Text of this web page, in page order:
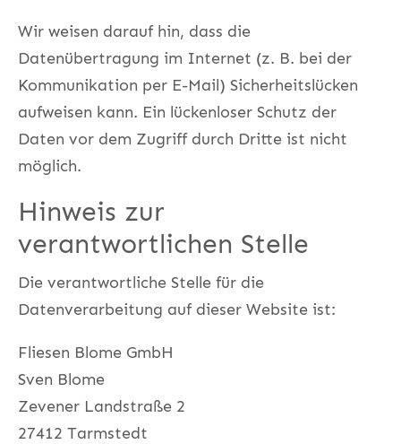
Wir weisen darauf hin, dass die
Datenübertragung im Internet (z. B. bei der
Kommunikation per E-Mail) Sicherheitslücken
aufweisen kann. Ein lückenloser Schutz der
Daten vor dem Zugriff durch Dritte ist nicht
möglich.
Hinweis zur
verantwortlichen Stelle
Die verantwortliche Stelle für die
Datenverarbeitung auf dieser Website ist:
Fliesen Blome GmbH
Sven Blome
Zevener Landstraße 2
27412 Tarmstedt